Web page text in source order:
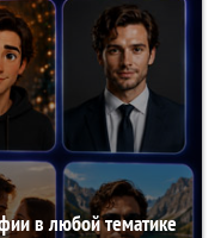
в любой тематике